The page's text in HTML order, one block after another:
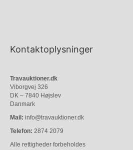
Kontaktoplysninger
Travauktioner.dk
Viborgvej 326
DK – 7840 Højslev
Danmark
Mail: info@travauktioner.dk
Telefon: 2874 2079
Alle rettigheder forbeholdes